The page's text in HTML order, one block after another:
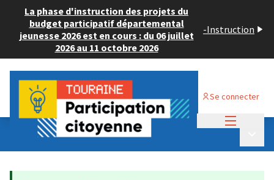
La phase d'instruction des projets du
budget participatif départemental
jeunesse 2026 est en cours : du 06 juillet
2026 au 11 octobre 2026
-Instruction
Se connecter
Budget Participatif JEUNESSE 2024
💡 Consulter les projets déposés